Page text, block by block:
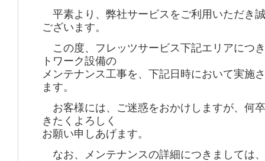
平素より、弊社サービスをご利用いただき
ございます。
この度、フレッツサービス下記エリアにつ
トワーク設備の
メンテナンス工事を、下記日時において実施
ます。
お客様には、ご迷惑をおかけしますが、何
きたくよろしく
お願い申しあげます。
なお、メンテナンスの詳細につきましては